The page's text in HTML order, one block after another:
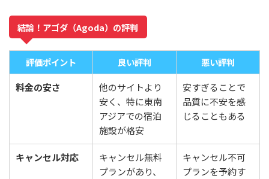
結論！アゴダ（Agoda）の評判
評価ポイント 良い評判
悪い評判
料金の安さ
他のサイトより
安く、特に東南
アジアでの宿泊
施設が格安
安すぎることで
品質に不安を感
じることもある
キャンセル対応
キャンセル無料
プランがあり、
キャンセル不可
プランを予約す